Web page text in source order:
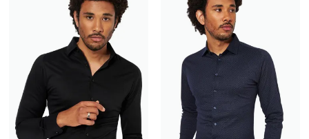
Toevoegen aan favorieten